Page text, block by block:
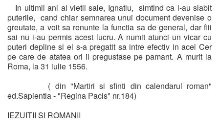
In ultimii ani ai vietii sale, Ignatiu, simtind ca i-au slabit
puterile, cand chiar semnarea unui document devenise o
greutate, a voit sa renunte la functia sa de general, dar fiii
sai nu i-au permis acest lucru. A numit atunci un vicar cu
puteri depline si el s-a pregatit sa intre efectiv in acel Cer
pe care de atatea ori il pregustase pe pamant. A murit la
Roma, la 31 iulie 1556.
( din "Martiri si sfinti din calendarul roman"
ed.Sapientia - "Regina Pacis" nr.184)
IEZUITII SI ROMANII